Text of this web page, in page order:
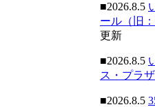
■2026.8.5
ール（旧
更新
■2026.8.5
ス・プラ
■2026.8.5